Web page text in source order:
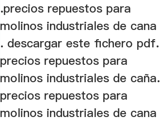
.precios repuestos para
molinos industriales de cana
. descargar este fichero pdf.
precios repuestos para
molinos industriales de caña.
precios repuestos para
molinos industriales de cana